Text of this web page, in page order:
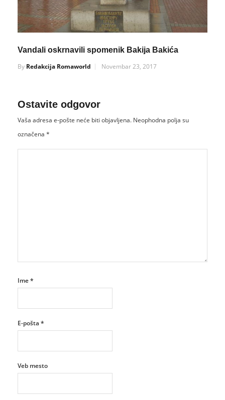
Vandali oskrnavili spomenik Bakija Bakića
By Redakcija Romaworld Novembar 23, 2017
Ostavite odgovor
Vaša adresa e-pošte neće biti objavljena. Neophodna polja su
označena *
Ime*
E-pošta *
Veb mesto